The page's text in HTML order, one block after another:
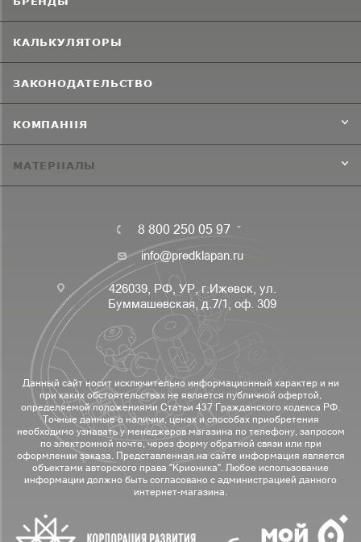
КАЛЬКУЛЯТОРЫ
ЗАКОНОДАТЕЛЬСТВО
КОМПАНИЯ
МАТЕРИАЛЫ
8 800 250 05 97
info@predklapan.ru
426039, РФ, УР, г.Ижевск, ул.
Буммашевская, д.7/1, оф. 309
Данный сайт носит исключительно информационный характер и ни
при каких обстоятельствах не является публичной офертой,
определяемой положениями Статьи 437 Гражданского кодекса РФ.
Точные данные о наличии, ценах и способах приобретения
необходимо узнавать у менеджеров магазина по телефону, запросом
по электронной почте, через форму обратной связи или при
оформлении заказа. Представленная на сайте информация является
объектами авторского права "Крионика". Любое использование
информации должно быть согласовано с администрацией данного
интернет-магазина.